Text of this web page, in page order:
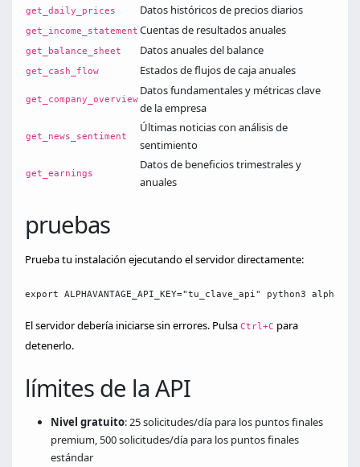
get_daily_prices Datos históricos de precios diarios
get_income_statement Cuentas de resultados anuales
get_balance_sheet Datos anuales del balance
get_cash_flow Estados de flujos de caja anuales
get_company_overview
Datos fundamentales y métricas clave
de la empresa
get_news_sentiment
Últimas noticias con análisis de
sentimiento
get_earnings
Datos de beneficios trimestrales y
anuales
pruebas
Prueba tu instalación ejecutando el servidor directamente:
export ALPHAVANTAGE_API_KEY="tu_clave_api" python3
El servidor debería iniciarse sin errores. Pulsa Ctrl+C para
detenerlo.
límites de la API
Nivel gratuito: 25 solicitudes/día para los puntos finales
premium, 500 solicitudes/día para los puntos finales
estándar